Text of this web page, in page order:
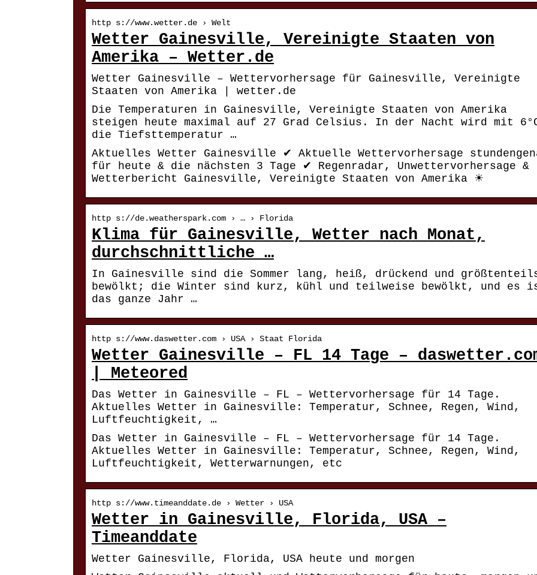
http s://www.wetter.de › Welt
Wetter Gainesville, Vereinigte Staaten von
Amerika – Wetter.de
Wetter Gainesville – Wettervorhersage für Gainesville, Vereinigte
Staaten von Amerika | wetter.de
Die Temperaturen in Gainesville, Vereinigte Staaten von Amerika
steigen heute maximal auf 27 Grad Celsius. In der Nacht wird mit
die Tiefsttemperatur …
Aktuelles Wetter Gainesville ✔ Aktuelle Wettervorhersage
für heute & die nächsten 3 Tage ✔ Regenradar, Unwettervorhersage &
Wetterbericht Gainesville, Vereinigte Staaten von Amerika ☀
http s://de.weatherspark.com › … › Florida
Klima für Gainesville, Wetter nach Monat,
durchschnittliche …
In Gainesville sind die Sommer lang, heiß, drückend und
bewölkt; die Winter sind kurz, kühl und teilweise bewölkt, und es
das ganze Jahr …
http s://www.daswetter.com › USA › Staat Florida
Wetter Gainesville – FL 14 Tage –
| Meteored
Das Wetter in Gainesville – FL – Wettervorhersage für 14 Tage.
Aktuelles Wetter in Gainesville: Temperatur, Schnee, Regen, Wind,
Luftfeuchtigkeit, …
Das Wetter in Gainesville – FL – Wettervorhersage für 14 Tage.
Aktuelles Wetter in Gainesville: Temperatur, Schnee, Regen, Wind,
Luftfeuchtigkeit, Wetterwarnungen, etc
http s://www.timeanddate.de › Wetter › USA
Wetter in Gainesville, Florida, USA –
Timeanddate
Wetter Gainesville, Florida, USA heute und morgen